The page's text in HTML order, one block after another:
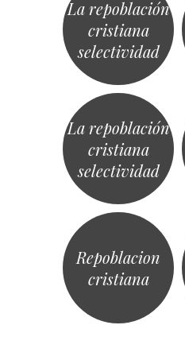
La repoblación
cristiana
selectividad
La repoblación
cristiana
selectividad
Repoblacion
cristiana